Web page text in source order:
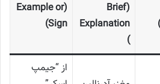
(Brief
Explanation
)
(Example or
Sign)
از “جیمپ